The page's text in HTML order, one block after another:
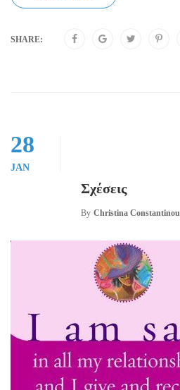
SHARE:
28
JAN
Σχέσεις
By Christina Constantinou